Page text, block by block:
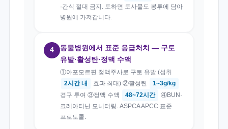
·간식 절대 금지. 토하면 토사물도 봉투에 담아
병원에 가져갑니다.
4
동물병원에서 표준 응급처치 — 구토
유발·활성탄·정맥 수액
①아포모르핀 정맥주사로 구토 유발 (섭취
2시간 내
효과 최대) ②활성탄
1~3g/kg
경구 투여 ③정맥 수액
48~72시간
④BUN·
크레아티닌 모니터링. ASPCA APCC 표준
프로토콜.